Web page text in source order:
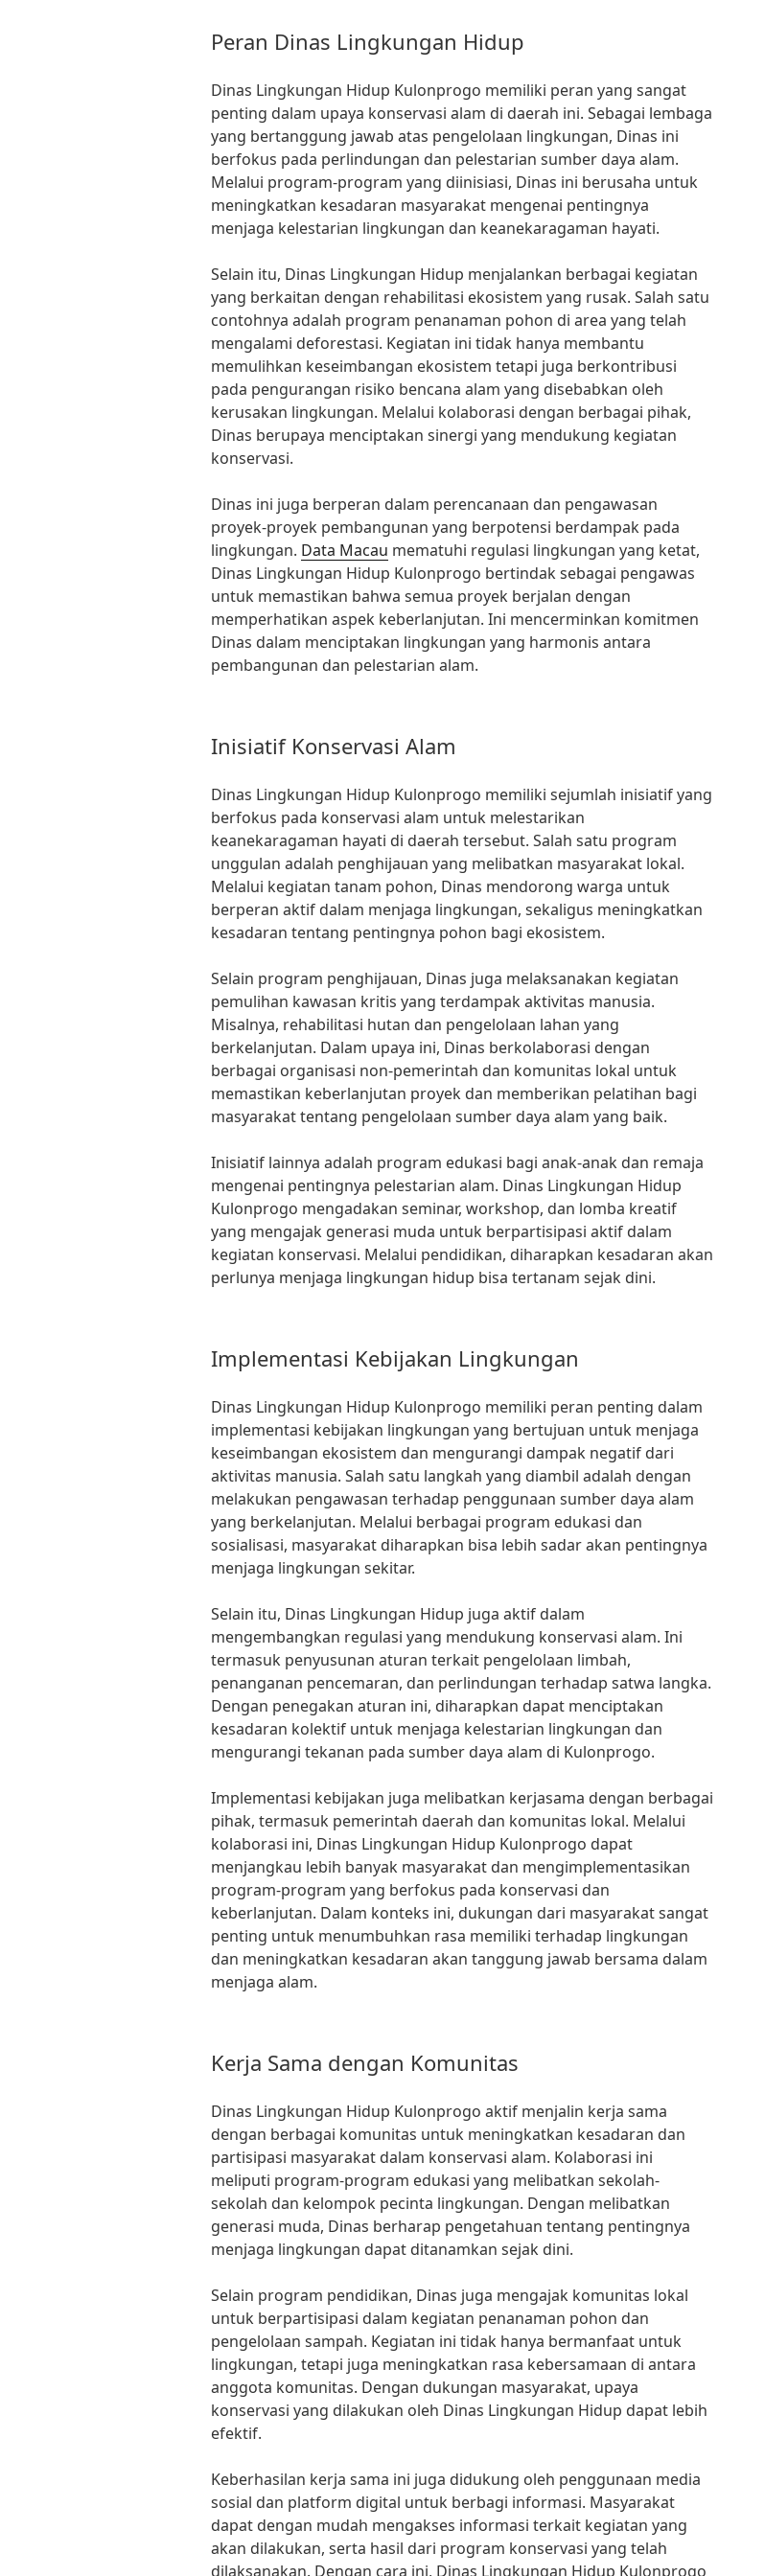
Peran Dinas Lingkungan Hidup
Dinas Lingkungan Hidup Kulonprogo memiliki peran yang sangat
penting dalam upaya konservasi alam di daerah ini. Sebagai lembaga
yang bertanggung jawab atas pengelolaan lingkungan, Dinas ini
berfokus pada perlindungan dan pelestarian sumber daya alam.
Melalui program-program yang diinisiasi, Dinas ini berusaha untuk
meningkatkan kesadaran masyarakat mengenai pentingnya
menjaga kelestarian lingkungan dan keanekaragaman hayati.
Selain itu, Dinas Lingkungan Hidup menjalankan berbagai kegiatan
yang berkaitan dengan rehabilitasi ekosistem yang rusak. Salah satu
contohnya adalah program penanaman pohon di area yang telah
mengalami deforestasi. Kegiatan ini tidak hanya membantu
memulihkan keseimbangan ekosistem tetapi juga berkontribusi
pada pengurangan risiko bencana alam yang disebabkan oleh
kerusakan lingkungan. Melalui kolaborasi dengan berbagai pihak,
Dinas berupaya menciptakan sinergi yang mendukung kegiatan
konservasi.
Dinas ini juga berperan dalam perencanaan dan pengawasan
proyek-proyek pembangunan yang berpotensi berdampak pada
lingkungan. Data Macau mematuhi regulasi lingkungan yang ketat,
Dinas Lingkungan Hidup Kulonprogo bertindak sebagai pengawas
untuk memastikan bahwa semua proyek berjalan dengan
memperhatikan aspek keberlanjutan. Ini mencerminkan komitmen
Dinas dalam menciptakan lingkungan yang harmonis antara
pembangunan dan pelestarian alam.
Inisiatif Konservasi Alam
Dinas Lingkungan Hidup Kulonprogo memiliki sejumlah inisiatif yang
berfokus pada konservasi alam untuk melestarikan
keanekaragaman hayati di daerah tersebut. Salah satu program
unggulan adalah penghijauan yang melibatkan masyarakat lokal.
Melalui kegiatan tanam pohon, Dinas mendorong warga untuk
berperan aktif dalam menjaga lingkungan, sekaligus meningkatkan
kesadaran tentang pentingnya pohon bagi ekosistem.
Selain program penghijauan, Dinas juga melaksanakan kegiatan
pemulihan kawasan kritis yang terdampak aktivitas manusia.
Misalnya, rehabilitasi hutan dan pengelolaan lahan yang
berkelanjutan. Dalam upaya ini, Dinas berkolaborasi dengan
berbagai organisasi non-pemerintah dan komunitas lokal untuk
memastikan keberlanjutan proyek dan memberikan pelatihan bagi
masyarakat tentang pengelolaan sumber daya alam yang baik.
Inisiatif lainnya adalah program edukasi bagi anak-anak dan remaja
mengenai pentingnya pelestarian alam. Dinas Lingkungan Hidup
Kulonprogo mengadakan seminar, workshop, dan lomba kreatif
yang mengajak generasi muda untuk berpartisipasi aktif dalam
kegiatan konservasi. Melalui pendidikan, diharapkan kesadaran akan
perlunya menjaga lingkungan hidup bisa tertanam sejak dini.
Implementasi Kebijakan Lingkungan
Dinas Lingkungan Hidup Kulonprogo memiliki peran penting dalam
implementasi kebijakan lingkungan yang bertujuan untuk menjaga
keseimbangan ekosistem dan mengurangi dampak negatif dari
aktivitas manusia. Salah satu langkah yang diambil adalah dengan
melakukan pengawasan terhadap penggunaan sumber daya alam
yang berkelanjutan. Melalui berbagai program edukasi dan
sosialisasi, masyarakat diharapkan bisa lebih sadar akan pentingnya
menjaga lingkungan sekitar.
Selain itu, Dinas Lingkungan Hidup juga aktif dalam
mengembangkan regulasi yang mendukung konservasi alam. Ini
termasuk penyusunan aturan terkait pengelolaan limbah,
penanganan pencemaran, dan perlindungan terhadap satwa langka.
Dengan penegakan aturan ini, diharapkan dapat menciptakan
kesadaran kolektif untuk menjaga kelestarian lingkungan dan
mengurangi tekanan pada sumber daya alam di Kulonprogo.
Implementasi kebijakan juga melibatkan kerjasama dengan berbagai
pihak, termasuk pemerintah daerah dan komunitas lokal. Melalui
kolaborasi ini, Dinas Lingkungan Hidup Kulonprogo dapat
menjangkau lebih banyak masyarakat dan mengimplementasikan
program-program yang berfokus pada konservasi dan
keberlanjutan. Dalam konteks ini, dukungan dari masyarakat sangat
penting untuk menumbuhkan rasa memiliki terhadap lingkungan
dan meningkatkan kesadaran akan tanggung jawab bersama dalam
menjaga alam.
Kerja Sama dengan Komunitas
Dinas Lingkungan Hidup Kulonprogo aktif menjalin kerja sama
dengan berbagai komunitas untuk meningkatkan kesadaran dan
partisipasi masyarakat dalam konservasi alam. Kolaborasi ini
meliputi program-program edukasi yang melibatkan sekolah-
sekolah dan kelompok pecinta lingkungan. Dengan melibatkan
generasi muda, Dinas berharap pengetahuan tentang pentingnya
menjaga lingkungan dapat ditanamkan sejak dini.
Selain program pendidikan, Dinas juga mengajak komunitas lokal
untuk berpartisipasi dalam kegiatan penanaman pohon dan
pengelolaan sampah. Kegiatan ini tidak hanya bermanfaat untuk
lingkungan, tetapi juga meningkatkan rasa kebersamaan di antara
anggota komunitas. Dengan dukungan masyarakat, upaya
konservasi yang dilakukan oleh Dinas Lingkungan Hidup dapat lebih
efektif.
Keberhasilan kerja sama ini juga didukung oleh penggunaan media
sosial dan platform digital untuk berbagi informasi. Masyarakat
dapat dengan mudah mengakses informasi terkait kegiatan yang
akan dilakukan, serta hasil dari program konservasi yang telah
dilaksanakan. Dengan cara ini, Dinas Lingkungan Hidup Kulonprogo